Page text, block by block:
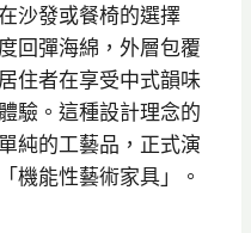
沙發或餐椅的選擇
回彈海綿，外層包覆
住者在享受中式韻味
驗。這種設計理念的
純的工藝品，正式演
機能性藝術家具」。